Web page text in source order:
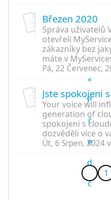
Březen 2020
Správa uživatelů
otevřeli
zákazníky bez
máte v
Pá, 22 Červenec,
Jste spokojeni
Your voice will
generation of
spokojeni s
dozvěděli více o
Út, 6 Srpen, 2024
«
P
ř
e
d
c
1